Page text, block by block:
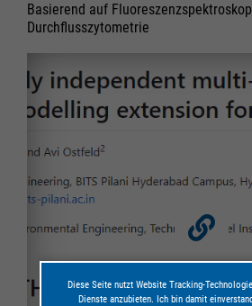
Basierend auf
Durchflusszytometrie
Diese Seite nutzt Website Tracking-
Dienste anzubieten. Ich bin damit